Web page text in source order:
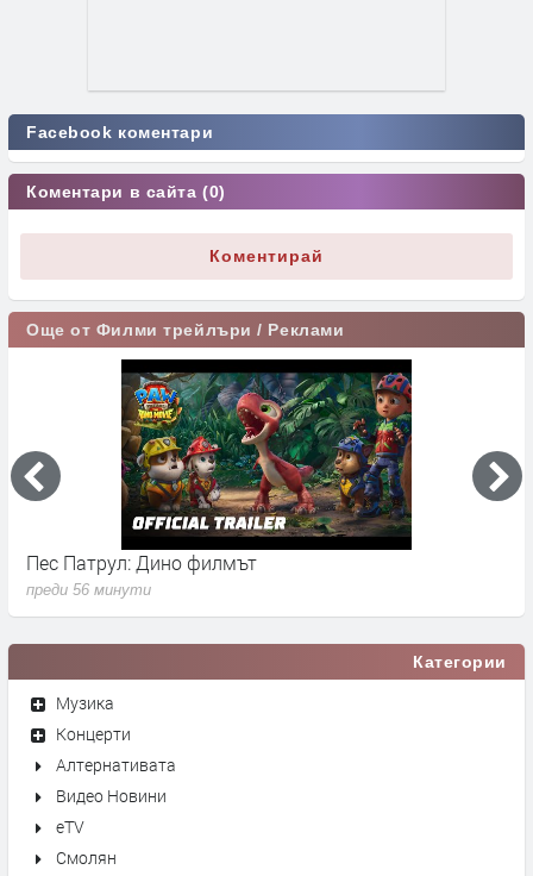
Facebook коментари
Коментари в сайта (0)
Коментирай
Още от Филми трейлъри / Реклами
Пес Патрул: Дино филмът
преди 56 минути
Категории
Музика
Концерти
Алтернативата
Видео Новини
eTV
Смолян